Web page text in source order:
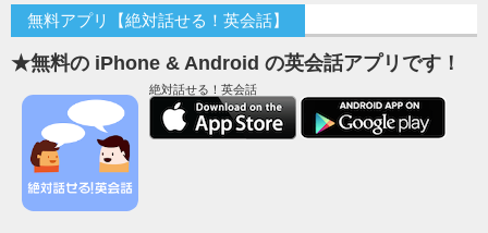
無料アプリ【絶対話せる！英会話】
★無料の iPhone & Android の英会話アプリです！
絶対話せる！英会話